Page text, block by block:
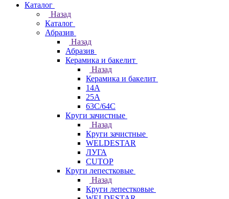
Каталог
Назад
Каталог
Абразив
Назад
Абразив
Керамика и бакелит
Назад
Керамика и бакелит
14А
25А
63С/64С
Круги зачистные
Назад
Круги зачистные
WELDESTAR
ЛУГА
CUTOP
Круги лепестковые
Назад
Круги лепестковые